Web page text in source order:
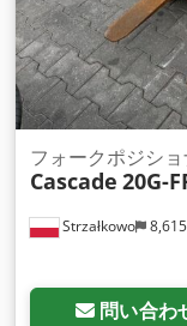
Strzałkowo
フォークポジシ
Cascade 20G-
問い合わ